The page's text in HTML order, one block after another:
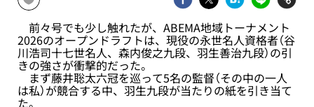
前々号でも少し触れたが、ABEMA地域トーナメント
2026のオープンドラフトは、現役の永世名人資格者（谷
川浩司十七世名人、森内俊之九段、羽生善治九段）の引
きの強さが衝撃的だった。
まず藤井聡太六冠を巡って5名の監督（その中の一人
は私）が競合する中、羽生九段が当たりの紙を引き当て
た。